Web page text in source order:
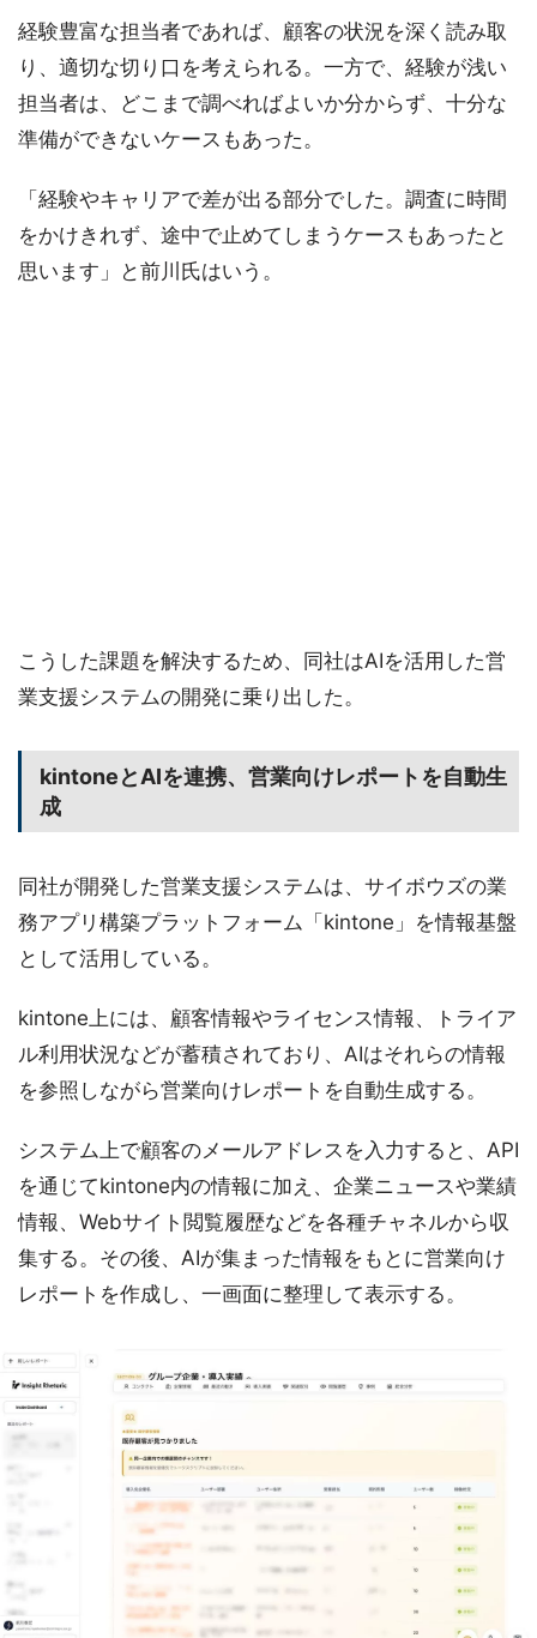
経験豊富な担当者であれば、顧客の状況を深く読み取
り、適切な切り口を考えられる。一方で、経験が浅い
担当者は、どこまで調べればよいか分からず、十分な
準備ができないケースもあった。
「経験やキャリアで差が出る部分でした。調査に時間
をかけきれず、途中で止めてしまうケースもあったと
思います」と前川氏はいう。
こうした課題を解決するため、同社はAIを活用した営
業支援システムの開発に乗り出した。
kintoneとAIを連携、営業向けレポートを自動生
成
同社が開発した営業支援システムは、サイボウズの業
務アプリ構築プラットフォーム「kintone」を情報基盤
として活用している。
kintone上には、顧客情報やライセンス情報、トライア
ル利用状況などが蓄積されており、AIはそれらの情報
を参照しながら営業向けレポートを自動生成する。
システム上で顧客のメールアドレスを入力すると、API
を通じてkintone内の情報に加え、企業ニュースや業績
情報、Webサイト閲覧履歴などを各種チャネルから収
集する。その後、AIが集まった情報をもとに営業向け
レポートを作成し、一画面に整理して表示する。